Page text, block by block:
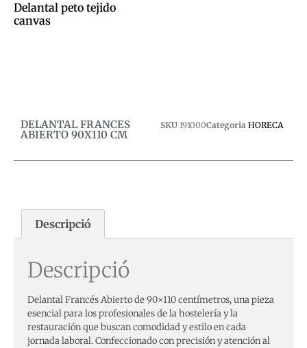
Delantal peto tejido
canvas
DELANTAL FRANCES
ABIERTO 90X110 CM
SKU 191000Categoria HORECA
Descripció
Descripció
Delantal Francés Abierto de 90×110 centímetros, una pieza
esencial para los profesionales de la hostelería y la
restauración que buscan comodidad y estilo en cada
jornada laboral. Confeccionado con precisión y atención al